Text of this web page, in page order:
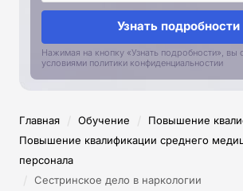
Узнать подробности
Нажимая на кнопку «Узнать подробности», вы
условиями политики конфиденциальностии
Главная / Обучение / Повышение
Повышение квалификации среднего
персонала
/ Сестринское дело в наркологии